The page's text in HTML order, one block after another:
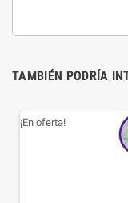
TAMBIÉN PODRÍA
¡En oferta!